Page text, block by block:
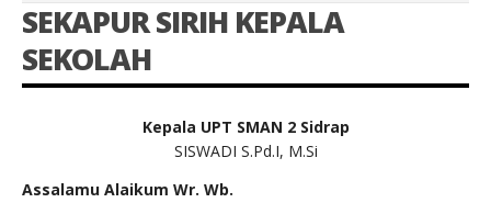
SEKAPUR SIRIH KEPALA
SEKOLAH
Kepala UPT SMAN 2 Sidrap
SISWADI S.Pd.I, M.Si
Assalamu Alaikum Wr. Wb.